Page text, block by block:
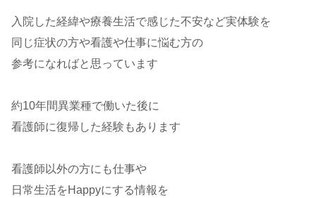
入院した経緯や療養生活で感じた不安など実体験を
同じ症状の方や看護や仕事に悩む方の
参考になればと思っています
約10年間異業種で働いた後に
看護師に復帰した経験もあります
看護師以外の方にも仕事や
日常生活をHappyにする情報を